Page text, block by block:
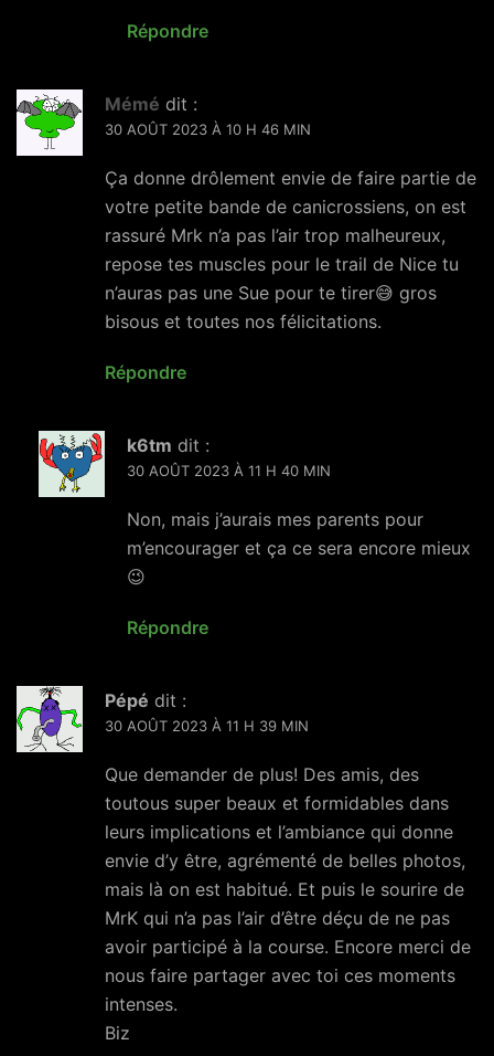
Répondre
Mémé dit :
30 AOÛT 2023 À 10 H 46 MIN
Ça donne drôlement envie de faire partie de
votre petite bande de canicrossiens, on est
rassuré Mrk n’a pas l’air trop malheureux,
repose tes muscles pour le trail de Nice tu
n’auras pas une Sue pour te tirer😅 gros
bisous et toutes nos félicitations.
Répondre
k6tm dit :
30 AOÛT 2023 À 11 H 40 MIN
Non, mais j’aurais mes parents pour
m’encourager et ça ce sera encore mieux
😉
Répondre
Pépé dit :
30 AOÛT 2023 À 11 H 39 MIN
Que demander de plus! Des amis, des
toutous super beaux et formidables dans
leurs implications et l’ambiance qui donne
envie d’y être, agrémenté de belles photos,
mais là on est habitué. Et puis le sourire de
MrK qui n’a pas l’air d’être déçu de ne pas
avoir participé à la course. Encore merci de
nous faire partager avec toi ces moments
intenses.
Biz